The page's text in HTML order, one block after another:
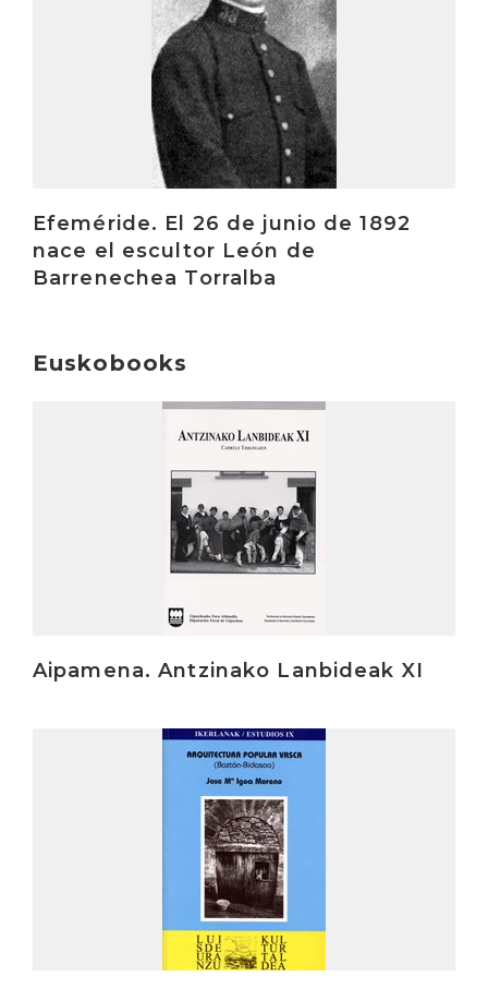
Efeméride. El 26 de junio de 1892
nace el escultor León de
Barrenechea Torralba
Euskobooks
Aipamena. Antzinako Lanbideak XI